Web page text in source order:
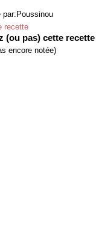
par: Poussinou
recette
(ou pas) cette
encore notée)